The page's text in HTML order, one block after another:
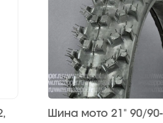
Шина мото 21" 90/